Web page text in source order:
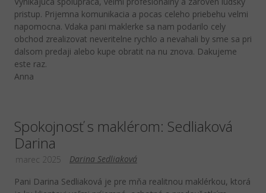
pristup. Prijemna komunikacia a pocas celeho priebehu velmi
napomocna. Vdaka pani maklerke sa nam podarilo cely
obchod zrealizovat neveritelne rychlo a nevahali by sme sa pri
dalsom predaji alebo kupe obratit na nu znova. Dakujeme
este raz.
Anna
Spokojnosť s maklérom: Sedliaková
Darina
Darina Sedliaková
marec 2025
Pani Darina Sedliaková je pre mňa realitnou maklérkou, ktorá